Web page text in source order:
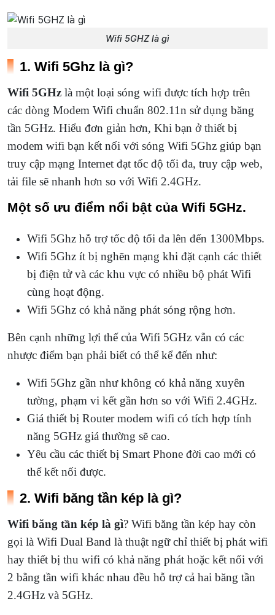
Wifi 5GHZ là gì
1. Wifi 5Ghz là gì?
Wifi 5GHz là một loại sóng wifi được tích hợp trên
các dòng Modem Wifi chuẩn 802.11n sử dụng băng
tần 5GHz. Hiểu đơn giản hơn, Khi bạn ở thiết bị
modem wifi bạn kết nối với sóng Wifi 5Ghz giúp bạn
truy cập mạng Internet đạt tốc độ tối đa, truy cập web,
tải file sẽ nhanh hơn so với Wifi 2.4GHz.
Một số ưu điểm nổi bật của Wifi 5GHz.
Wifi 5Ghz hỗ trợ tốc độ tối đa lên đến 1300Mbps.
Wifi 5Ghz ít bị nghẽn mạng khi đặt cạnh các thiết
bị điện tử và các khu vực có nhiều bộ phát Wifi
cùng hoạt động.
Wifi 5Ghz có khả năng phát sóng rộng hơn.
Bên cạnh những lợi thế của Wifi 5GHz vẫn có các
nhược điểm bạn phải biết có thể kể đến như:
Wifi 5Ghz gần như không có khả năng xuyên
tường, phạm vi kết gần hơn so với Wifi 2.4GHz.
Giá thiết bị Router modem wifi có tích hợp tính
năng 5GHz giá thường sẽ cao.
Yêu cầu các thiết bị Smart Phone đời cao mới có
thể kết nối được.
2. Wifi băng tần kép là gì?
Wifi băng tần kép là gì? Wifi băng tần kép hay còn
gọi là Wifi Dual Band là thuật ngữ chỉ thiết bị phát wifi
hay thiết bị thu wifi có khả năng phát hoặc kết nối với
2 bằng tần wifi khác nhau đều hỗ trợ cả hai băng tần
2.4GHz và 5GHz.